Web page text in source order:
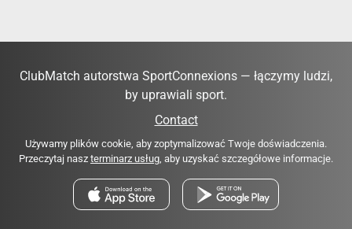
ClubMatch autorstwa SportConnexions — łączymy ludzi,
by uprawiali sport.
Contact
Używamy plików cookie, aby zoptymalizować Twoje doświadczenia.
Przeczytaj nasz terminarz usług, aby uzyskać szczegółowe informacje.